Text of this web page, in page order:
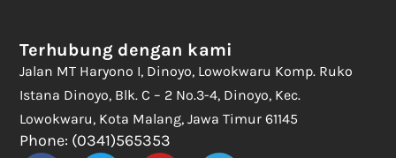
Terhubung dengan kami
Jalan MT Haryono I, Dinoyo, Lowokwaru Komp. Ruko
Istana Dinoyo, Blk. C – 2 No.3-4, Dinoyo, Kec.
Lowokwaru, Kota Malang, Jawa Timur 61145
Phone: (0341)565353